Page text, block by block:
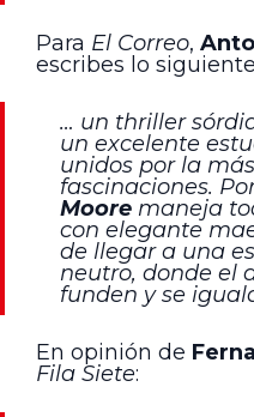
Para El Correo,
escribes lo
… un thriller
un excelente
unidos por la
fascinaciones.
Moore maneja
con elegante
de llegar a una
neutro, donde el
funden y se
En opinión de
Fila Siete: